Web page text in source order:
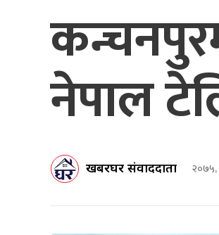
नेपाल
खबरघर संवाददाता २०७५,